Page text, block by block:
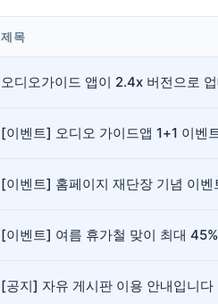
제목
오디오가이드 앱이 2.4x 버전으로
[이벤트] 오디오 가이드앱 1+1 이벤
[이벤트] 홈페이지 재단장 기념 이벤
[이벤트] 여름 휴가철 맞이 최대
[공지] 자유 게시판 이용 안내입니다